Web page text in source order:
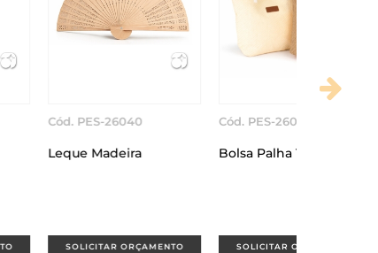
Cód. PES-26039
Bolsa Palha Trançada
SOLICITAR ORÇAMENTO
Cód. PES-26034
Bottom 45mm
SOLICITAR ORÇAMENTO